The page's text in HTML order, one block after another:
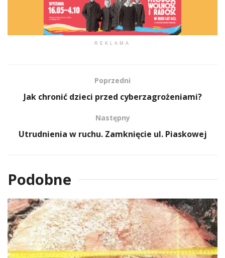
REKLAMA
Poprzedni
Jak chronić dzieci przed cyberzagrożeniami?
Następny
Utrudnienia w ruchu. Zamknięcie ul. Piaskowej
Podobne